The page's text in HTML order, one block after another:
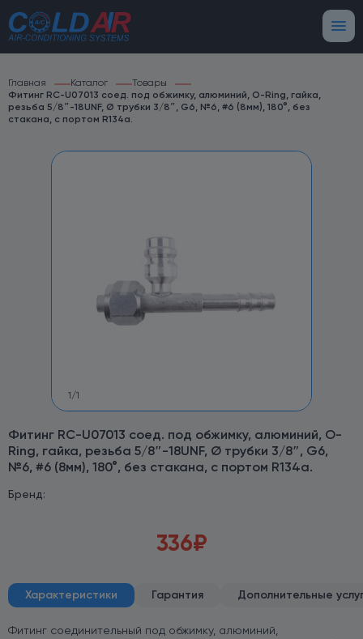
Главная Каталог
Товары
Фитинг RC-U07013 соед. под обжимку, алюминий, O-Ring, гайка,
резьба 5/8″-18UNF, Ø трубки 3/8″, G6, №6, #6 (8мм), 180°, без
стакана, с портом R134a.
1 /1
Фитинг RC-U07013 соед. под обжимку, алюминий, O-
Ring, гайка, резьба 5/8″-18UNF, Ø трубки 3/8″, G6,
№6, #6 (8мм), 180°, без стакана, с портом R134a.
Бренд:
336₽
Характеристики Гарантия Дополнительные
Фитинг соединительный под обжимку, алюминий,